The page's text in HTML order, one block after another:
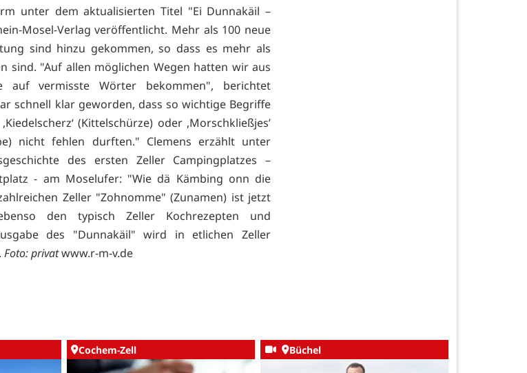
unter dem aktualisierten Titel "Ei Dunnakäil –
Mosel-Verlag veröffentlicht. Mehr als 100 neue
sind hinzu gekommen, so dass es mehr als
sind. "Auf allen möglichen Wegen hatten wir aus
auf vermisste Wörter bekommen", berichtet
schnell klar geworden, dass so wichtige Begriffe
(Kittelschürze) oder ,Morschkließjes’
nicht fehlen durften." Clemens erzählt unter
des ersten Zeller Campingplatzes –
- am Moselufer: "Wie dä Kämbing onn die
Zeller "Zohnomme" (Zunamen) ist jetzt
den typisch Zeller Kochrezepten und
des "Dunnakäil" wird in etlichen Zeller
Foto: privatwww.r-m-v.de
Cochem-Zell Büchel